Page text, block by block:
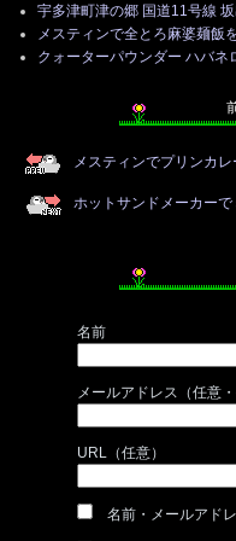
宇多津町津の郷 国道11号線
メスティンで全とろ麻婆麺飯
クォーターパウンダー ハバネ
メスティンでプリンカ
ホットサンドメーカー
名前
メールアドレス（任意
URL（任意）
名前・メールアド